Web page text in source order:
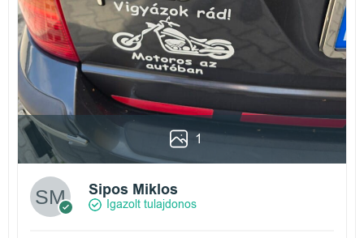
1
Sipos Miklos
Igazolt tulajdonos